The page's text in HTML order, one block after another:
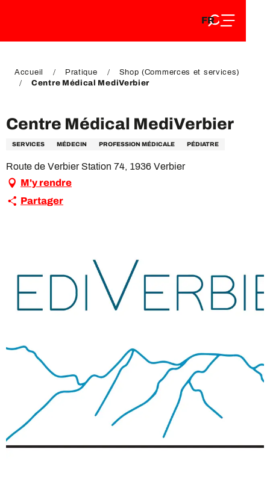
DE
FR
EN
Accueil Pratique
Shop (Commerces et services)
Centre Médical MediVerbier
Centre Médical MediVerbier
SERVICES MÉDECIN PROFESSION MÉDICALE PÉDIATRE
Route de Verbier Station 74, 1936 Verbier
M'y rendre
Partager